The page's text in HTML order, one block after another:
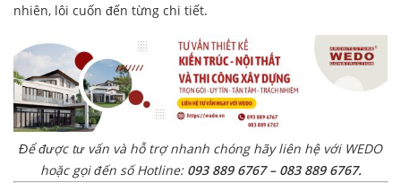
nhiên, lôi cuốn đến từng chi tiết.
Để được tư vấn và hỗ trợ nhanh chóng hãy liên hệ với WEDO
hoặc gọi đến số Hotline: 093 889 6767 – 083 889 6767.